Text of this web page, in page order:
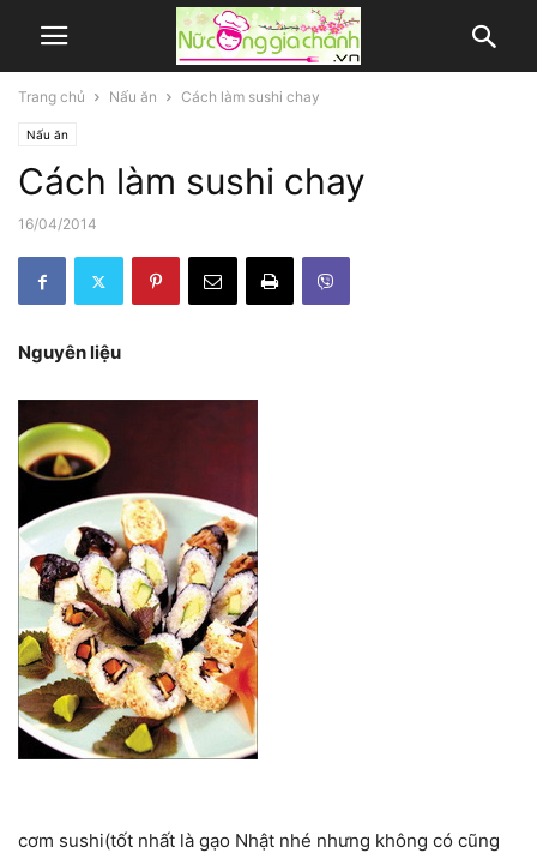
Trang chủ Nấu ăn Cách làm sushi chay
Nấu ăn
Cách làm sushi chay
16/04/2014
Nguyên liệu
cơm sushi(tốt nhất là gạo Nhật nhé nhưng không có cũng